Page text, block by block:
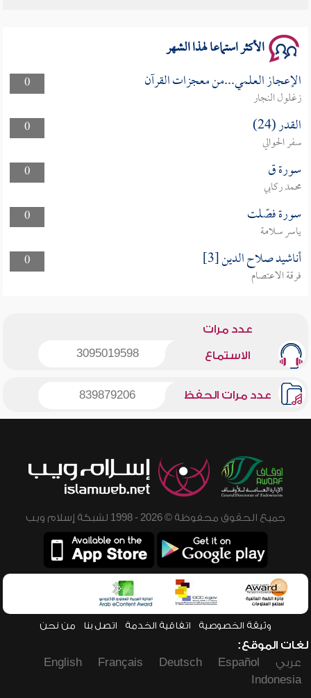
الأكثر استماعا لهذا الشهر
0 الإعجاز العلمي...من معجزات القرآن
زغلول النجار
0
القدر (24)
سفر الحوالي
0
سورة ق
محمد ركابي
0
سورة فصّلت
ياسر سلامة
0
أناشيد صلاح الدين [3]
فرقة الاعتصام
عدد مرات
الاستماع 3095019598
عدد مرات الحفظ 839879206
جميع الحقوق محفوظة © 2026 - 1998 لشبكة إسلام ويب
وثيقة الخصوصية اتفاقية الخدمة اتصل بنا من نحن
لغات الموقع:
عربي
Español
Deutsch
Français
English
Indonesia